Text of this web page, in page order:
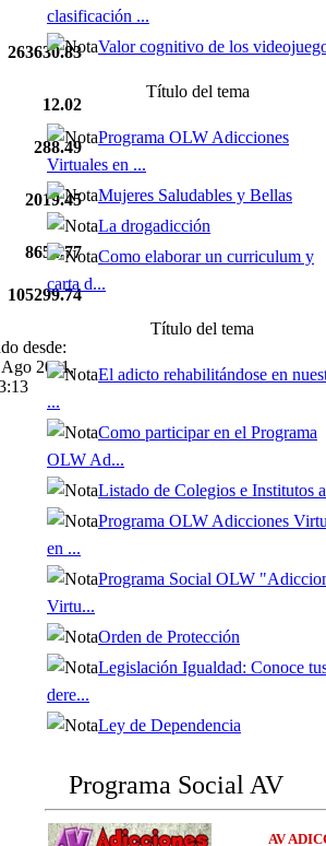
263630.83
12.02
288.49
2019.45
8654.77
105299.74
desde:
2011,
clasificación ...
Valor cognitivo de los
Título del tema
Programa OLW Adicciones
Virtuales en ...
Mujeres Saludables y Bellas
La drogadicción
Como elaborar un curriculum y
carta d...
Título del tema
El adicto rehabilitándose en
...
Como participar en el Programa
OLW Ad...
Listado de Colegios e Institutos
Programa OLW Adicciones
en ...
Programa Social OLW
Virtu...
Orden de Protección
Legislación Igualdad: Conoce
dere...
Ley de Dependencia
Programa Social AV
AV